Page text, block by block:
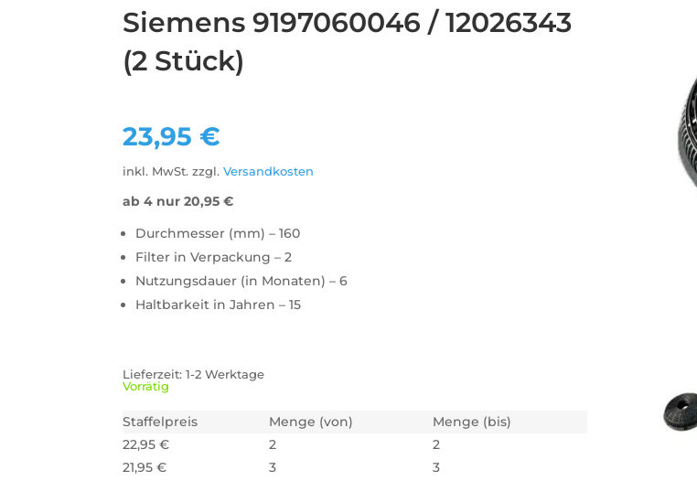
Siemens 9197060046 / 12026343
(2 Stück)
23,95€
inkl. MwSt. zzgl.Versandkosten
ab 4 nur20,95€
Durchmesser (mm) – 160
Filter in Verpackung – 2
Nutzungsdauer (in Monaten) – 6
Haltbarkeit in Jahren – 15
Lieferzeit:1-2 Werktage
Vorrätig
Staffelpreis Menge (von)
Menge (bis)
22,95€ 2
2
21,95€ 3
3